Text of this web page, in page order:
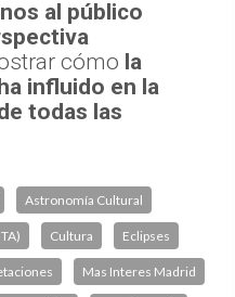
al público
cómo la
influido en la
todas las
Astronomía Cultural
Cultura Eclipses
Mas Interes Madrid